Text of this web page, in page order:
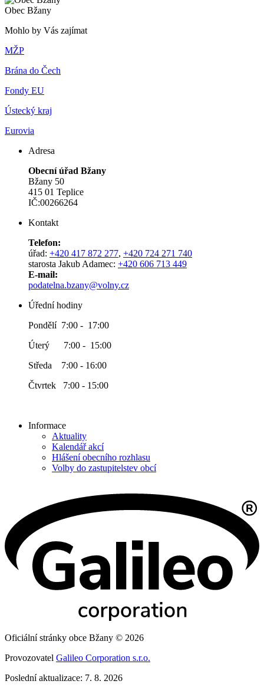
Obec Bžany
Mohlo by Vás zajímat
MŽP
Brána do Čech
Fondy EU
Ústecký kraj
Eurovia
Adresa
Obecní úřad Bžany
Bžany 50
415 01 Teplice
IČ:00266264
Kontakt
Telefon:
úřad: +420 417 872 277, +420 724 271 740
starosta Jakub Adamec: +420 606 713 449
E-mail:
podatelna.bzany@volny.cz
Úřední hodiny
Pondělí 7:00 - 17:00
Úterý 7:00 - 15:00
Středa 7:00 - 16:00
Čtvrtek 7:00 - 15:00
Informace
Aktuality
Kalendář akcí
Hlášení obecního rozhlasu
Volby do zastupitelstev obcí
Oficiální stránky obce Bžany © 2026
Provozovatel Galileo Corporation s.r.o.
Poslední aktualizace: 7. 8. 2026